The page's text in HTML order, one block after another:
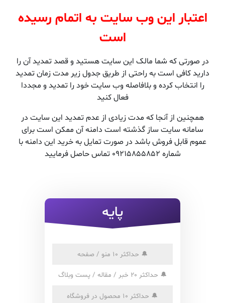
اعتبار این وب سایت به اتمام رسیده
است
در صورتی که شما مالک این سایت هستید و قصد تمدید آن را
دارید کافی است به راحتی از طریق جدول زیر مدت زمان تمدید
را انتخاب کرده و بلافاصله وب سایت خود را تمدید و مجددا
فعال کنید
همچنین از آنجا که مدت زیادی از عدم تمدید این سایت در
سامانه سایت ساز گذشته است دامنه آن ممکن است برای
عموم قابل فروش باشد در صورت تمایل به خرید این دامنه با
شماره 09215855852 تماس حاصل فرمایید
پایه
🔔 حداکثر 10 منو / صفحه
🔔 حداکثر 20 خبر / مقاله / پست وبلاگ
🔔 حداکثر 10 محصول در فروشگاه